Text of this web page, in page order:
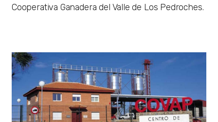
Cooperativa Ganadera del Valle de Los Pedroches.